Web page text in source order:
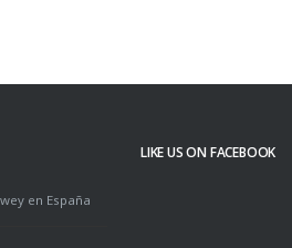
en España
LIKE US ON FACEBOOK